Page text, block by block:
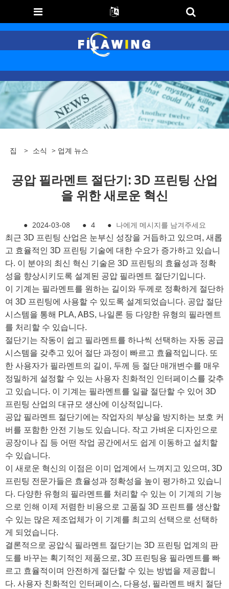
집 > 소식 > 업계 뉴스
공압 필라멘트 절단기: 3D 프린팅 산업
을 위한 새로운 혁신
● 2024-03-08 ● 4 ● 나에게 메시지를 남겨주세요
최근 3D 프린팅 산업은 눈부신 성장을 거듭하고 있으며, 새롭
고 효율적인 3D 프린팅 기술에 대한 수요가 증가하고 있습니
다. 이 분야의 최신 혁신 기술은 3D 프린팅의 효율성과 정확
성을 향상시키도록 설계된 공압 필라멘트 절단기입니다.
이 기계는 필라멘트를 원하는 길이와 두께로 정확하게 절단하
여 3D 프린팅에 사용할 수 있도록 설계되었습니다. 공압 절단
시스템을 통해 PLA, ABS, 나일론 등 다양한 유형의 필라멘트
를 처리할 수 있습니다.
절단기는 작동이 쉽고 필라멘트를 하나씩 선택하는 자동 공급
시스템을 갖추고 있어 절단 과정이 빠르고 효율적입니다. 또
한 사용자가 필라멘트의 길이, 두께 등 절단 매개변수를 매우
정밀하게 설정할 수 있는 사용자 친화적인 인터페이스를 갖추
고 있습니다. 이 기계는 필라멘트를 일괄 절단할 수 있어 3D
프린팅 산업의 대규모 생산에 이상적입니다.
공압 필라멘트 절단기에는 작업자의 부상을 방지하는 보호 커
버를 포함한 안전 기능도 있습니다. 작고 가벼운 디자인으로
공장이나 집 등 어떤 작업 공간에서도 쉽게 이동하고 설치할
수 있습니다.
이 새로운 혁신의 이점은 이미 업계에서 느껴지고 있으며, 3D
프린팅 전문가들은 효율성과 정확성을 높이 평가하고 있습니
다. 다양한 유형의 필라멘트를 처리할 수 있는 이 기계의 기능
으로 인해 이제 저렴한 비용으로 고품질 3D 프린트를 생산할
수 있는 많은 제조업체가 이 기계를 최고의 선택으로 선택하
게 되었습니다.
결론적으로 공압식 필라멘트 절단기는 3D 프린팅 업계의 판
도를 바꾸는 획기적인 제품으로, 3D 프린팅용 필라멘트를 빠
르고 효율적이며 안전하게 절단할 수 있는 방법을 제공합니
다. 사용자 친화적인 인터페이스, 다용성, 필라멘트 배치 절단